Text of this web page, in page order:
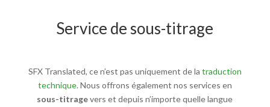
Service de sous-titrage
SFX Translated, ce n’est pas uniquement de la traduction
technique. Nous offrons également nos services en
sous-titragevers et depuis n’importe quelle langue